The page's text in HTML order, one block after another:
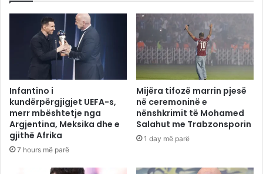
Infantino i
kundërpërgjigjet UEFA-s,
merr mbështetje nga
Argjentina, Meksika dhe e
gjithë Afrika
7 hours më parë
Mijëra tifozë marrin pjesë
në ceremoninë e
nënshkrimit të Mohamed
Salahut me Trabzonsporin
1 day më parë